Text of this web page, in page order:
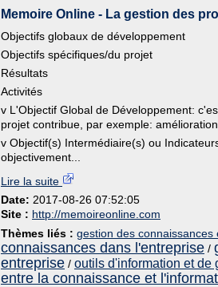
Memoire Online - La gestion des
Objectifs globaux de développement
Objectifs spécifiques/du projet
Résultats
Activités
v L'Objectif Global de Développement:
projet contribue, par exemple:
v Objectif(s) Intermédiaire(s) ou
objectivement...
Lire la suite
Date: 2017-08-26 07:52:05
Site : http://memoireonline.com
Thèmes liés : gestion des
connaissances dans l'entreprise /
entreprise / outils d'information et de
entre la connaissance et